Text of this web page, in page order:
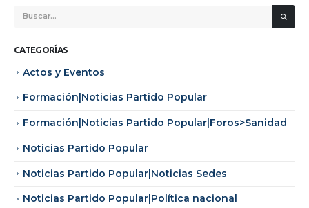
CATEGORÍAS
Actos y Eventos
Formación|Noticias Partido Popular
Formación|Noticias Partido Popular|Foros>Sanidad
Noticias Partido Popular
Noticias Partido Popular|Noticias Sedes
Noticias Partido Popular|Política nacional